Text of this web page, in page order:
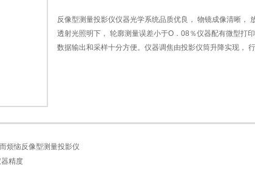
反像型测量投影仪仪器光学系统品质优良， 物镜成像清晰， 放
透射光照明下， 轮廓测量误差小于O．08％仪器配有微型打印机
数据输出和采样十分方便。仪器调焦由投影仪筒升降实现，
烦恼反像型测量投影仪
精度